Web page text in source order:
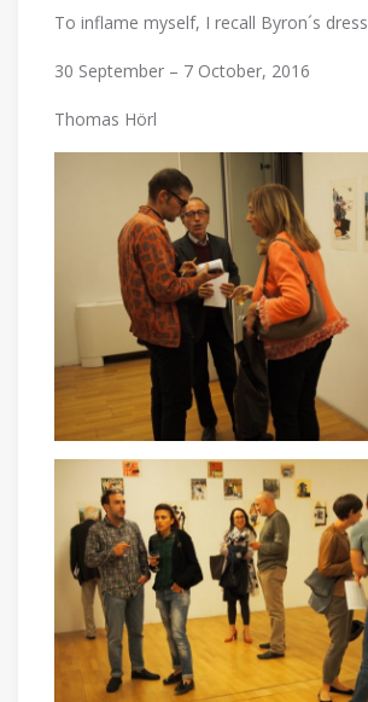
To inflame myself, I recall Byron´s dress
30 September – 7 October, 2016
Thomas Hörl